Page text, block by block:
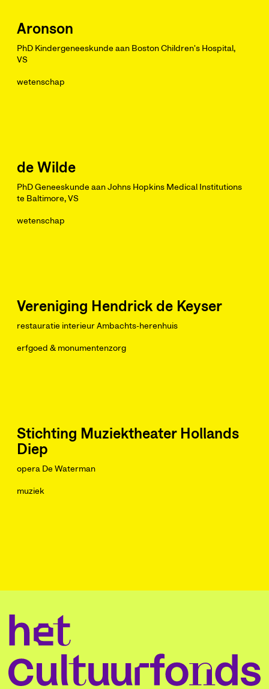
Aronson
PhD Kindergeneeskunde aan Boston Children's Hospital,
VS
wetenschap
de Wilde
PhD Geneeskunde aan Johns Hopkins Medical Institutions
te Baltimore, VS
wetenschap
Vereniging Hendrick de Keyser
restauratie interieur Ambachts-herenhuis
erfgoed & monumentenzorg
Stichting Muziektheater Hollands
Diep
opera De Waterman
muziek